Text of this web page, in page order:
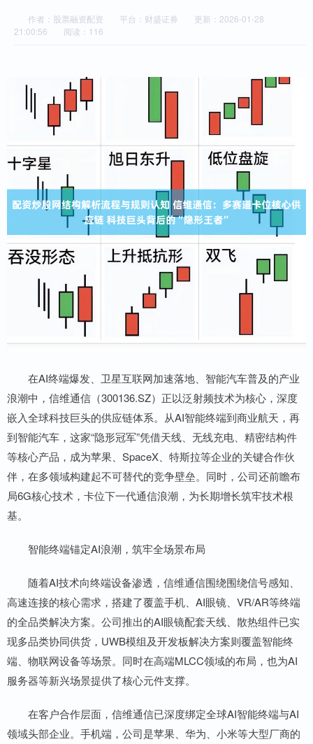
作者：股票融资配资 平台：财盛证券
更新：2026-01-28
21:00:56
阅读：116
在AI终端爆发、卫星互联网加速落地、智能汽车普及的产业
浪潮中，信维通信（300136.SZ）正以泛射频技术为核心，深度
嵌入全球科技巨头的供应链体系。从AI智能终端到商业航天，再
到智能汽车，这家“隐形冠军”凭借天线、无线充电、精密结构件
等核心产品，成为苹果、SpaceX、特斯拉等企业的关键合作伙
伴，在多领域构建起不可替代的竞争壁垒。同时，公司还前瞻布
局6G核心技术，卡位下一代通信浪潮，为长期增长筑牢技术根
基。
智能终端锚定AI浪潮，筑牢全场景布局
随着AI技术向终端设备渗透，信维通信围绕围绕信号感知、
高速连接的核心需求，搭建了覆盖手机、AI眼镜、VR/AR等终端
的全品类解决方案。公司推出的AI眼镜配套天线、散热组件已实
现多品类协同供货，UWB模组及开发板解决方案则覆盖智能终
端、物联网设备等场景。同时在高端MLCC领域的布局，也为AI
服务器等新兴场景提供了核心元件支撑。
在客户合作层面，信维通信已深度绑定全球AI智能终端与AI
领域头部企业。手机端，公司是苹果、华为、小米等大型厂商的